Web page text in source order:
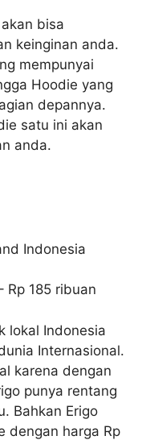
bisa
keinginan anda.
mempunyai
Hoodie yang
depannya.
satu ini akan
anda.
Indonesia
Rp 185 ribuan
lokal Indonesia
Internasional.
karena dengan
punya rentang
Bahkan Erigo
dengan harga Rp